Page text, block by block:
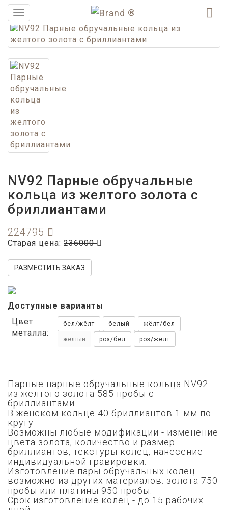
Меню ®
NV92 Парные обручальные
кольца из желтого золота с
бриллиантами
224795
Старая цена: 236000
РАЗМЕСТИТЬ ЗАКАЗ
Доступные варианты
Цвет
металла:
бел/жёлт белый жёлт/бел
желтый роз/бел роз/желт
Парные парные обручальные кольца NV92
из желтого золота 585 пробы с
бриллиантами.
В женском кольце 40 бриллиантов 1 мм по
кругу
Возможны любые модификации - изменение
цвета золота, количество и размер
бриллиантов, текстуры колец, нанесение
индивидуальной гравировки.
Изготовление пары обручальных колец
возможно из других материалов: золота 750
пробы или платины 950 пробы.
Срок изготовление колец - до 15 рабочих